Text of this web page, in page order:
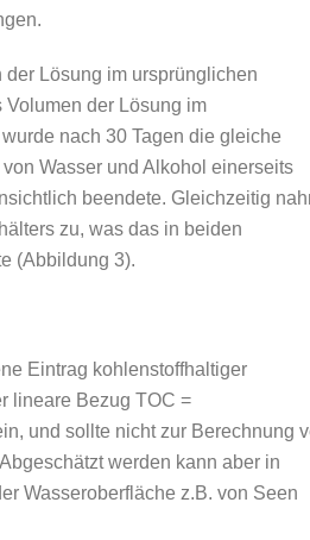
Lösung im ursprünglichen
Volumen der Lösung im
nach 30 Tagen die gleiche
Wasser und Alkohol einerseits
beendete. Gleichzeitig
zu, was das in beiden
(Abbildung 3).
Eintrag kohlenstoffhaltiger
lineare Bezug TOC =
und sollte nicht zur Berechnung
werden kann aber in
Wasseroberfläche z.B. von Seen